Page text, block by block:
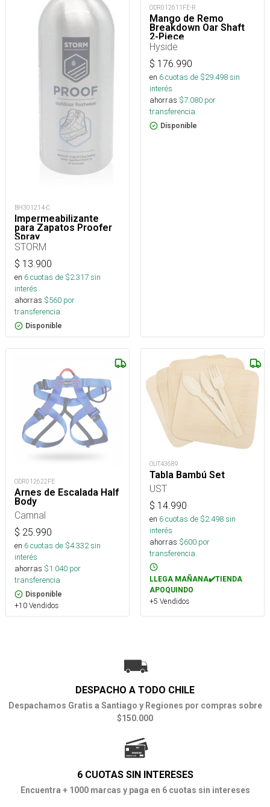
BH301214-C
Impermeabilizante
para Zapatos Proofer
Spray
STORM
$ 13.900
en 6cuotas de $2.317sin
interés
ahorras $560 por
transferencia.
Disponible
ODR012611FE-R
Mango de Remo
Breakdown Oar Shaft
2-Piece
Hyside
$ 176.990
en 6cuotas de $29.498sin
interés
ahorras $7.080 por
transferencia.
Disponible
ODR012622FE
Arnes de Escalada Half
Body
Camnal
$ 25.990
en 6cuotas de $4.332sin
interés
ahorras $1.040 por
transferencia.
Disponible
+10 Vendidos
OUT43689
Tabla Bambú Set
UST
$ 14.990
en 6cuotas de $2.498sin
interés
ahorras $600 por
transferencia.
LLEGA MAÑANA✔️TIENDA
APOQUINDO
+5 Vendidos
DESPACHO A TODO CHILE
Despachamos Gratis a Santiago y Regiones por compras sobre
$150.000
6 CUOTAS SIN INTERESES
Encuentra + 1000 marcas y paga en 6 cuotas sin intereses